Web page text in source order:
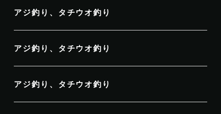
アジ釣り、タチウオ釣り
アジ釣り、タチウオ釣り
アジ釣り、タチウオ釣り